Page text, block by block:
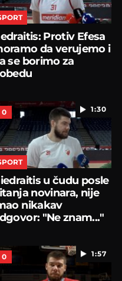
Protiv Efesa
da verujemo i
se borimo za
1:30
0
u čudu posle
novinara, nije
nikakav
"Ne znam..."
1:57
0